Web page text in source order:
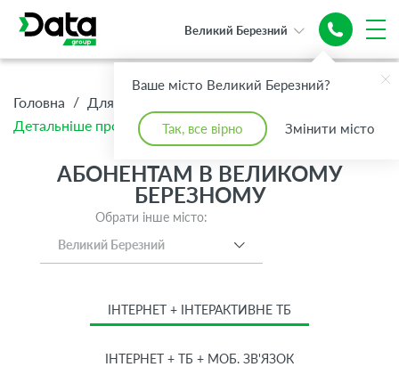
Ваше місто Великий Березний?
Так, все вірно Змінити місто
Великий Березний
Головна / Для Дому
Детальніше про тариф Преміум + Інтернет 1 Гбіт/с
АБОНЕНТАМ В ВЕЛИКОМУ
БЕРЕЗНОМУ
Обрати інше місто:
Великий Березний
ІНТЕРНЕТ + ІНТЕРАКТИВНЕ ТБ
ІНТЕРНЕТ + ТБ + МОБ. ЗВ'ЯЗОК